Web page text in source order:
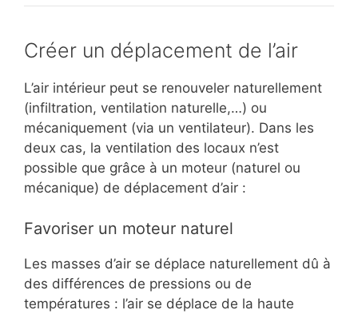
Créer un déplacement de l’air
L’air intérieur peut se renouveler naturellement
(infiltration, ventilation naturelle,…) ou
mécaniquement (via un ventilateur). Dans les
deux cas, la ventilation des locaux n’est
possible que grâce à un moteur (naturel ou
mécanique) de déplacement d’air :
Favoriser un moteur naturel
Les masses d’air se déplace naturellement dû à
des différences de pressions ou de
températures : l’air se déplace de la haute